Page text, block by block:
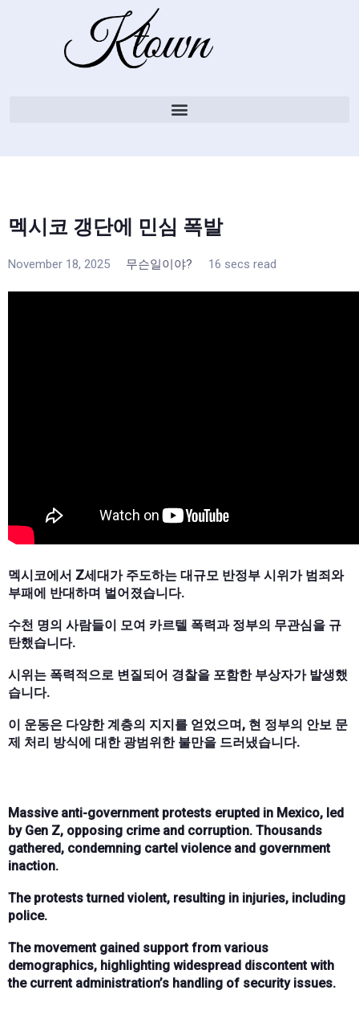
멕시코 갱단에 민심 폭발
November 18, 2025 무슨일이야? 16 secs read
멕시코에서 Z세대가 주도하는 대규모 반정부 시위가 범죄와
부패에 반대하며 벌어졌습니다.
수천 명의 사람들이 모여 카르텔 폭력과 정부의 무관심을 규
탄했습니다.
시위는 폭력적으로 변질되어 경찰을 포함한 부상자가 발생했
습니다.
이 운동은 다양한 계층의 지지를 얻었으며, 현 정부의 안보 문
제 처리 방식에 대한 광범위한 불만을 드러냈습니다.
Massive anti-government protests erupted in Mexico, led
by Gen Z, opposing crime and corruption. Thousands
gathered, condemning cartel violence and government
inaction.
The protests turned violent, resulting in injuries, including
police.
The movement gained support from various
demographics, highlighting widespread discontent with
the current administration’s handling of security issues.